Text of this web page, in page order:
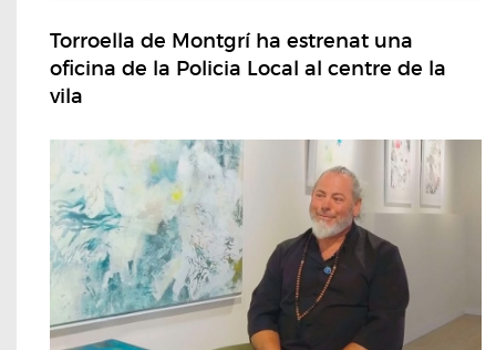
Torroella de Montgrí ha estrenat una
oficina de la Policia Local al centre de la
vila